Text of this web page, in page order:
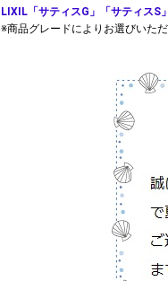
LIXIL「サティスG」「サティスS
※商品グレードによりお選びいた